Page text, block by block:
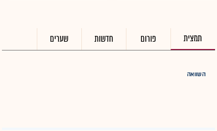
תמצית פורום חדשות שערים
השוואה